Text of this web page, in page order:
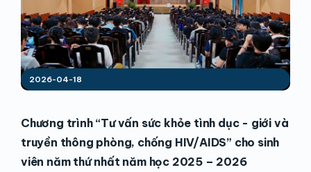
2026-04-18
Chương trình “Tư vấn sức khỏe tình dục - giới và
truyền thông phòng, chống HIV/AIDS” cho sinh
viên năm thứ nhất năm học 2025 – 2026